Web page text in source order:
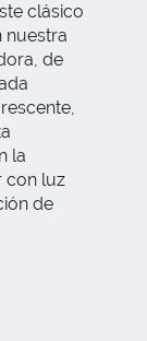
clásico
nuestra
de
la
con luz
de